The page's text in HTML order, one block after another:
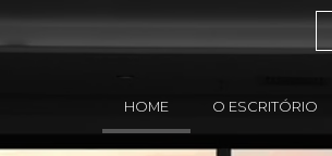
HOME O ESCRITÓRIO